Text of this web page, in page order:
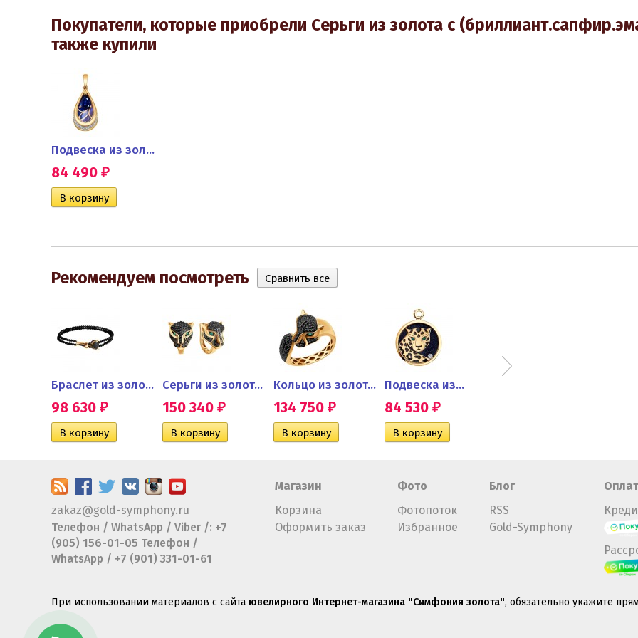
Покупатели, которые приобрели Серьги из золота с
также купили
Подвеска из золота с...
84 490 ₽
Рекомендуем посмотреть
Браслет из золота с черными...
98 630 ₽
Серьги из золота с черными...
150 340 ₽
Кольцо из золота с...
134 750 ₽
Подвеска из...
84 530 ₽
zakaz@gold-symphony.ru
Телефон / WhatsApp / Viber /: +7
(905) 156-01-05 Телефон /
WhatsApp / +7 (901) 331-01-61
Магазин
Корзина
Оформить заказ
Фото
Фотопоток
Избранное
Блог
RSS
Gold-Symphony
При использовании материалов с сайта ювелирного Интернет-магазина "Симфония золота", обязательно укажите